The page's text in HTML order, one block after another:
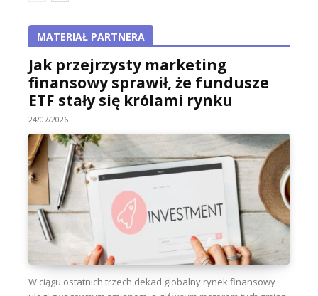
MATERIAŁ PARTNERA
Jak przejrzysty marketing
finansowy sprawił, że fundusze
ETF stały się królami rynku
24/07/2026
W ciągu ostatnich trzech dekad globalny rynek finansowy